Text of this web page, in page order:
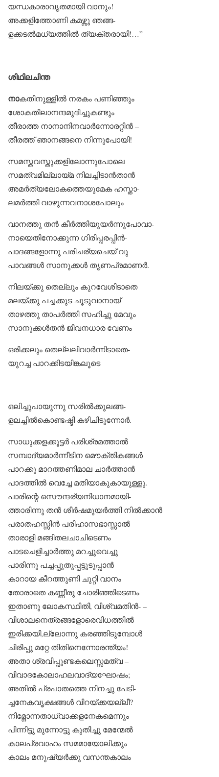
യന്ധകാരാവൃതമായി വാനും!
അക്കളിത്തോണി കമഴ്ന്നു ഞങ്ങ-
ളക്കടൽമധ്യത്തിൽ ത്യക്തരായി!…”
ശിഥിലചിന്ത
നാകതിനുള്ളിൽ നരകം പണിഞ്ഞും
ശോകതിലാനന്ദമുദിച്ചുകണ്ടും
തീരാത്ത നാനാനിനവാർന്നോരറ്റിൻ –
തീരത്ത് ഞാനങ്ങനെ നിന്നുപോയി!
സമസ്തവസ്തുക്കളിലോന്നുപോലെ
സമത്വമില്ലായ്മ നിലച്ചിടാൻതാൻ
അമർത്യലോകത്തെയുമേക ഹസ്താ-
ലമർത്തി വാഴുന്നവനാശപോലും
വാനത്തു തൻ കീർത്തിയുയർന്നുപോവാ-
നായെതിനോക്കുന്ന ഗിരിപ്പരപ്പിൻ-
പാദങ്ങളോന്നു പരിചര്യചെയ് വു
പാവങ്ങൾ സാനുക്കൾ തൃണപ്രമാണർ.
നിലയ്ക്കു തെല്ലും കുറവേശിടാതെ
മലയ്ക്കു പച്ചക്കുട ചൂടുവാനായ്‌
താഴത്തു താപർത്തി സഹിച്ചു മേവും
സാനുക്കൾതൻ ജീവനധാര വേണം
ഒരിക്കലും തെല്ലലിവാർന്നിടാതെ-
യുറച്ച പാറക്കിടയിങ്കലൂടെ
ഒലിച്ചുപായുന്നു സരിൽക്കുലങ്ങ-
ളലച്ചിൽകൊണ്ടഷ്ടി കഴിചിടുന്നോർ.
സാധുക്കളക്കൂട്ടർ പരിശ്രമത്താൽ
സമ്പാദ്യമാർന്നീടിന മൌക്തികങ്ങൾ
പാറക്കു മാറത്തണിമാല ചാർത്താൻ
പാദത്തിൽ വെച്ചേ മതിയാകുകായുള്ളു.
പാരിന്റെ സൌന്ദര്യനിധാനമായി-
ത്താരിന്നു തൻ ശീർഷമുയർത്തി നിൽക്കാൻ
പരാതഹസ്സിൻ പരിഹാസഭാസ്സാൽ
താരാളി മങ്ങിതലചാചിടെണം
പാടചെളിച്ചാർത്തു മറച്ചുവെച്ചു
പാരിന്നു പച്ചപ്പുതുപ്പട്ടുടുപ്പാൻ
കാറായ കീറത്തുണി ചുറ്റി വാനം
തോരാതെ കണ്ണീരു ചോരിഞ്ഞിടെണം
ഇതാണു ലോകസ്ഥിതി, വിശ്വമതിൻ- –
വിശാലനെത്രങ്ങളോരെവിധത്തിൽ
ഇരിക്കയി,ല്ലോന്നു കരഞ്ഞിടുമ്പോൾ
ചിരിപ്പു മറ്റേ തിതിനെന്നോരന്ത്യം!
അതാ ശ്രവിപ്പുണ്ടകലെസ്സമത്വ –
വിവാദകോലാഹലവാദ്യഘോഷം;
അതിൽ പ്രപാതത്തെ നിനച്ചു പേടി-
ച്ചനേകവൃക്ഷങ്ങൾ വിറയ്ക്കയല്ലീ?
നിമ്നോന്നതാധ്വാക്കളനേകമെന്നും
പിന്നിട്ടു മുന്നോട്ടു കുതിച്ചു മേന്മേൽ
കാലപ്രവാഹം സമമായോലിക്കും
കാലം മനുഷ്യർക്കു വസന്തകാലം